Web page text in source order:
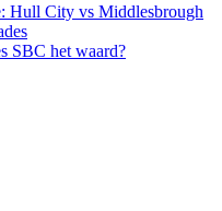
Hull City vs Middlesbrough
SBC het waard?